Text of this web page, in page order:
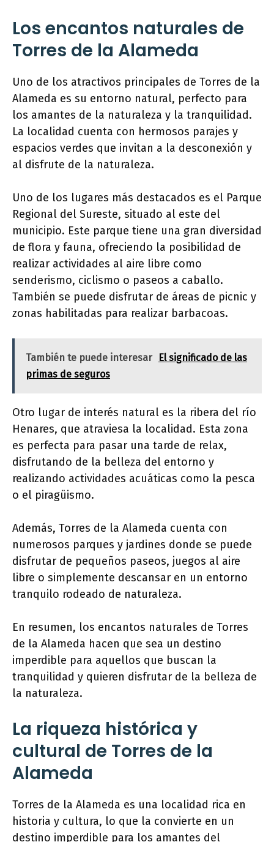
Los encantos naturales de
Torres de la Alameda
Uno de los atractivos principales de Torres de la
Alameda es su entorno natural, perfecto para
los amantes de la naturaleza y la tranquilidad.
La localidad cuenta con hermosos parajes y
espacios verdes que invitan a la desconexión y
al disfrute de la naturaleza.
Uno de los lugares más destacados es el Parque
Regional del Sureste, situado al este del
municipio. Este parque tiene una gran diversidad
de flora y fauna, ofreciendo la posibilidad de
realizar actividades al aire libre como
senderismo, ciclismo o paseos a caballo.
También se puede disfrutar de áreas de picnic y
zonas habilitadas para realizar barbacoas.
También te puede interesar
El significado de las
primas de seguros
Otro lugar de interés natural es la ribera del río
Henares, que atraviesa la localidad. Esta zona
es perfecta para pasar una tarde de relax,
disfrutando de la belleza del entorno y
realizando actividades acuáticas como la pesca
o el piragüismo.
Además, Torres de la Alameda cuenta con
numerosos parques y jardines donde se puede
disfrutar de pequeños paseos, juegos al aire
libre o simplemente descansar en un entorno
tranquilo rodeado de naturaleza.
En resumen, los encantos naturales de Torres
de la Alameda hacen que sea un destino
imperdible para aquellos que buscan la
tranquilidad y quieren disfrutar de la belleza de
la naturaleza.
La riqueza histórica y
cultural de Torres de la
Alameda
Torres de la Alameda es una localidad rica en
historia y cultura, lo que la convierte en un
destino imperdible para los amantes del